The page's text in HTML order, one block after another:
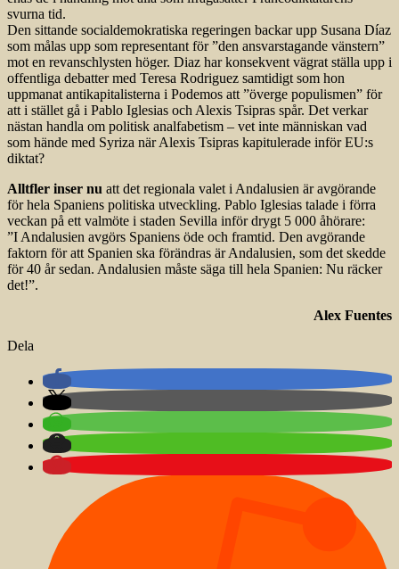
svurna tid.
Den sittande socialdemokratiska regeringen backar upp Susana Díaz
som målas upp som representant för ”den ansvarstagande vänstern”
mot en revanschlysten höger. Diaz har konsekvent vägrat ställa upp i
offentliga debatter med Teresa Rodriguez samtidigt som hon
uppmanat antikapitalisterna i Podemos att ”överge populismen” för
att i stället gå i Pablo Iglesias och Alexis Tsipras spår. Det verkar
nästan handla om politisk analfabetism – vet inte människan vad
som hände med Syriza när Alexis Tsipras kapitulerade inför EU:s
diktat?
Alltfler inser nu att det regionala valet i Andalusien är avgörande
för hela Spaniens politiska utveckling. Pablo Iglesias talade i förra
veckan på ett valmöte i staden Sevilla inför drygt 5 000 åhörare:
”I Andalusien avgörs Spaniens öde och framtid. Den avgörande
faktorn för att Spanien ska förändras är Andalusien, som det skedde
för 40 år sedan. Andalusien måste säga till hela Spanien: Nu räcker
det!”.
Alex Fuentes
Dela